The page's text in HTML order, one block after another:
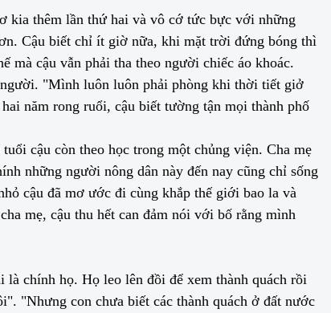
kia thêm lần thứ hai và vô cớ tức bực với những
Cậu biết chỉ ít giờ nữa, khi mặt trời đứng bóng thì
mà cậu vẫn phải tha theo người chiếc áo khoác.
"Mình luôn luôn phải phòng khi thời tiết giở
năm rong ruổi, cậu biết tường tận mọi thành phố
cậu còn theo học trong một chủng viện. Cha mẹ
những người nông dân này đến nay cũng chỉ sống
cậu đã mơ ước đi cùng khắp thế giới bao la và
mẹ, cậu thu hết can đảm nói với bố rằng mình
chính họ. Họ leo lên đồi để xem thành quách rồi
"Nhưng con chưa biết các thành quách ở đất nước